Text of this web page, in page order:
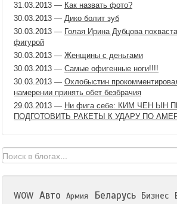
31.03.2013 — Как назвать фото?
30.03.2013 — Дико болит зуб
30.03.2013 — Голая Ирина Дубцова
фигурой
30.03.2013 — Женщины с деньгами
30.03.2013 — Самые офигенные ноги!!!!
30.03.2013 — Охлобыстин
намерении принять обет безбрачия
29.03.2013 — Ни фига себе: КИМ ЧЕН ЫН
ПОДГОТОВИТЬ РАКЕТЫ К УДАРУ ПО
WOW Авто Армия Беларусь Бизнес